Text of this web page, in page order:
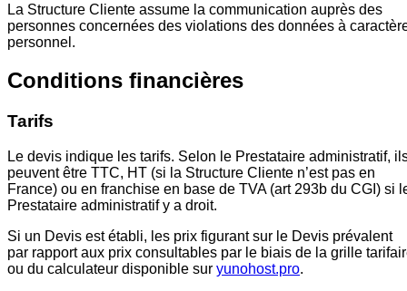
La Structure Cliente assume la communication auprès des
personnes concernées des violations des données à
personnel.
Conditions financières
Tarifs
Le devis indique les tarifs. Selon le Prestataire administratif,
peuvent être TTC, HT (si la Structure Cliente n’est pas en
France) ou en franchise en base de TVA (art 293b du CGI) si
Prestataire administratif y a droit.
Si un Devis est établi, les prix figurant sur le Devis prévalent
par rapport aux prix consultables par le biais de la grille
ou du calculateur disponible sur yunohost.pro.